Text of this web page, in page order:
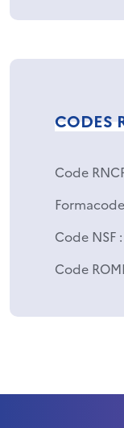
CODES
Code
Formacode
Code NSF
Code